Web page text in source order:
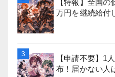
【特報】全国
万円を継続給付
【申請不要】1
布！届かない人